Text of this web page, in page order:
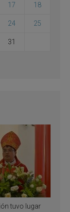
17 18
24 25
31
tuvo lugar